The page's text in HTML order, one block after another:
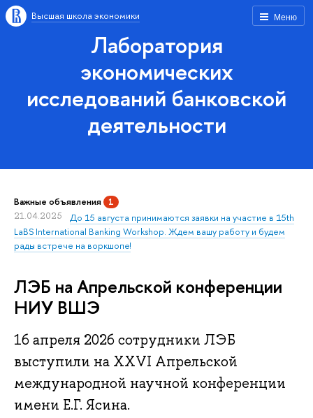
Меню
Высшая школа экономики
Лаборатория
экономических
исследований банковской
деятельности
Важные объявления 1
21.04.2025
До 15 августа принимаются заявки на участие в 15th
LaBS International Banking Workshop. Ждем вашу работу и будем
рады встрече на воркшопе!
ЛЭБ на Апрельской конференции
НИУ ВШЭ
16 апреля 2026 сотрудники ЛЭБ
выступили на XXVI Апрельской
международной научной конференции
имени Е.Г. Ясина.